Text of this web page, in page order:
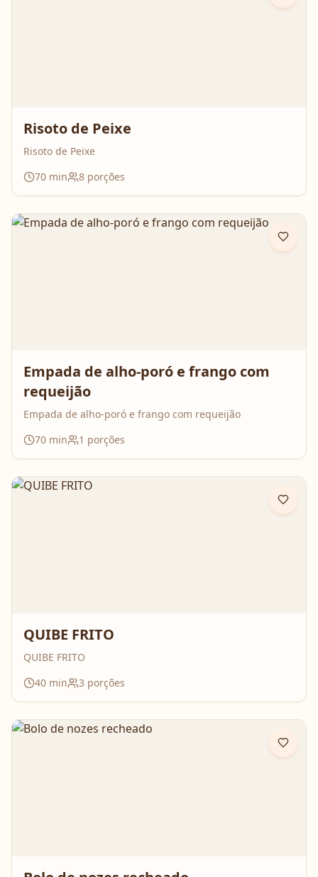
Risoto de Peixe
Risoto de Peixe
70 min 8 porções
Empada de alho-poró e frango com
requeijão
Empada de alho-poró e frango com requeijão
70 min 1 porções
QUIBE FRITO
QUIBE FRITO
40 min 3 porções